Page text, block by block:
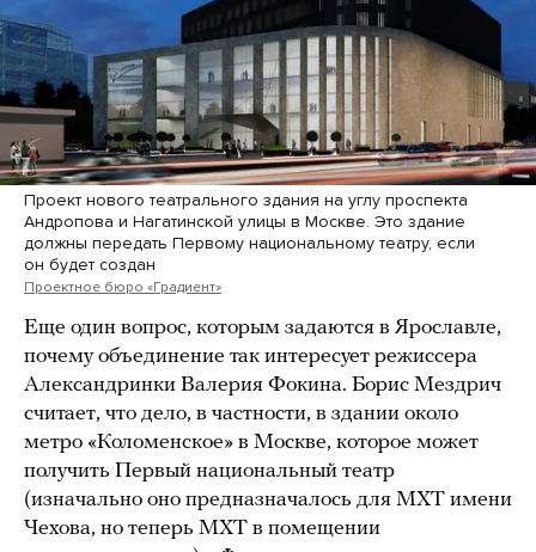
Проект нового театрального здания на углу проспекта
Андропова и Нагатинской улицы в Москве. Это здание
должны передать Первому национальному театру, если
он будет создан
Проектное бюро «Градиент»
Еще один вопрос, которым задаются в Ярославле,
почему объединение так интересует режиссера
Александринки Валерия Фокина. Борис Мездрич
считает, что дело, в частности, в здании около
метро «Коломенское» в Москве, которое может
получить Первый национальный театр
(изначально оно предназначалось для МХТ имени
Чехова, но теперь МХТ в помещении